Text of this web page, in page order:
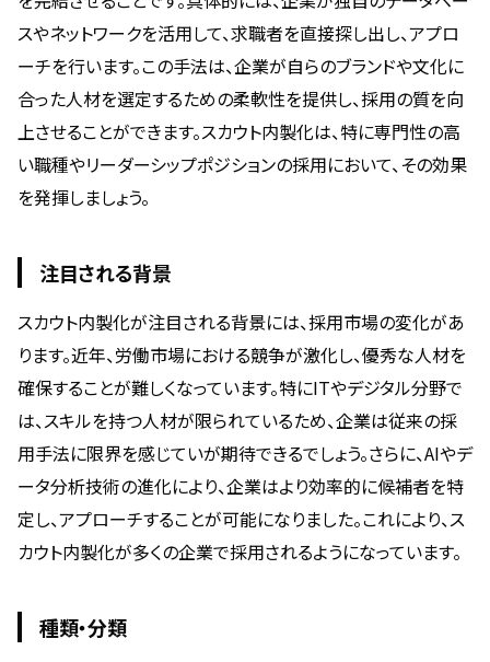
スやネットワークを活用して、求職者を直接探し出し、アプロ
ーチを行います。この手法は、企業が自らのブランドや文化に
合った人材を選定するための柔軟性を提供し、採用の質を向
上させることができます。スカウト内製化は、特に専門性の高
い職種やリーダーシップポジションの採用において、その効果
を発揮しましょう。
注目される背景
スカウト内製化が注目される背景には、採用市場の変化があ
ります。近年、労働市場における競争が激化し、優秀な人材を
確保することが難しくなっています。特にITやデジタル分野で
は、スキルを持つ人材が限られているため、企業は従来の採
用手法に限界を感じていが期待できるでしょう。さらに、AIやデ
ータ分析技術の進化により、企業はより効率的に候補者を特
定し、アプローチすることが可能になりました。これにより、ス
カウト内製化が多くの企業で採用されるようになっています。
種類・分類